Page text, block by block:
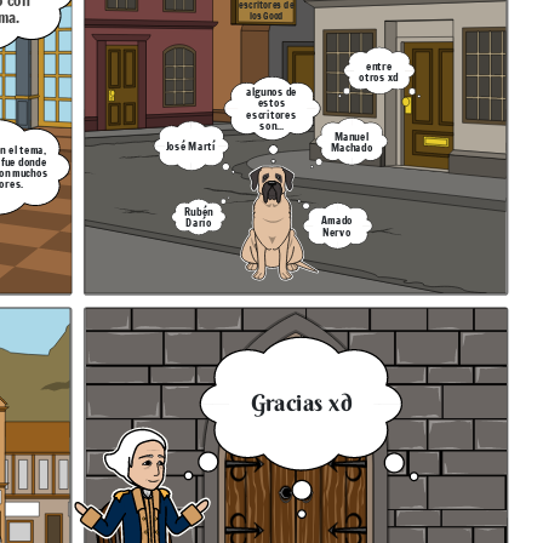
el tema,
donde
muchos
algunos de
estos
escritores
son...
Rubén
Darío
José Martí
escritores de
losGood
Amado
Nervo
Manuel
Machado
entre
otros xd
Gracias xd